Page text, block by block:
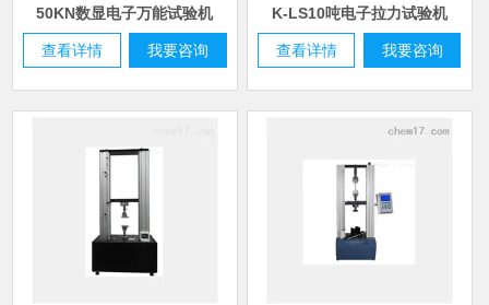
自然换气老化箱 紫外老化箱 臭氧老化箱
电热恒温油槽 塑料水平垂直燃烧试验机 卷绕扭转试验机
电线电缆外套耐刮磨试验机 汽车线耐刮磨试验机 线缆二三轮曲挠试验机
口罩打耳带机
六组摇摆试验机
50KN数显电子万能试验机
查看详情 我要咨询
K-LS10吨电子拉力试验机
查看详情 我要咨询